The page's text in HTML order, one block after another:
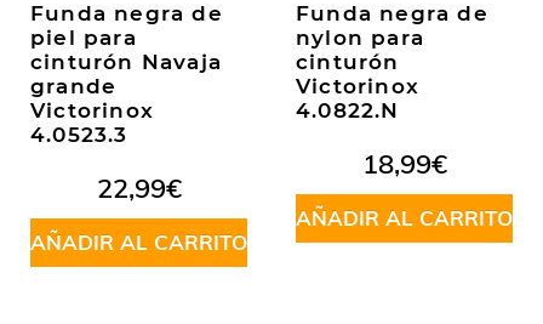
Funda negra de
piel para
cinturón Navaja
grande
Victorinox
4.0523.3
22,99€
AÑADIR AL CARRITO
Funda negra de
nylon para
cinturón
Victorinox
4.0822.N
18,99€
AÑADIR AL CARRITO